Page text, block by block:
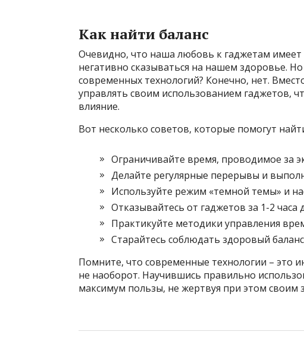
Как найти баланс
Очевидно, что наша любовь к гаджетам
негативно сказываться на нашем здоровье.
современных технологий? Конечно, нет.
управлять своим использованием гаджетов,
влияние.
Вот несколько советов, которые помогут
Ограничивайте время, проводимое за
Делайте регулярные перерывы и
Используйте режим «темной темы» и
Отказывайтесь от гаджетов за 1-2 часа
Практикуйте методики управления
Старайтесь соблюдать здоровый
Помните, что современные технологии – это
не наоборот. Научившись правильно
максимум пользы, не жертвуя при этом своим